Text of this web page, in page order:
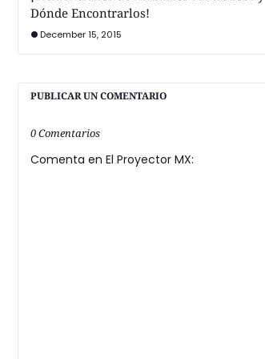
Dónde Encontrarlos!
December 15, 2015
PUBLICAR UN COMENTARIO
0 Comentarios
Comenta en El Proyector MX: